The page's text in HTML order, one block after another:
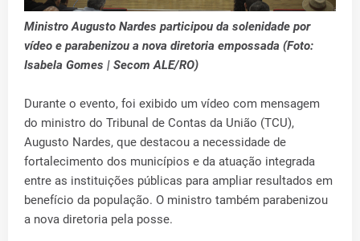
Ministro Augusto Nardes participou da solenidade por
vídeo e parabenizou a nova diretoria empossada (Foto:
Isabela Gomes | Secom ALE/RO)
Durante o evento, foi exibido um vídeo com mensagem
do ministro do Tribunal de Contas da União (TCU),
Augusto Nardes, que destacou a necessidade de
fortalecimento dos municípios e da atuação integrada
entre as instituições públicas para ampliar resultados em
benefício da população. O ministro também parabenizou
a nova diretoria pela posse.